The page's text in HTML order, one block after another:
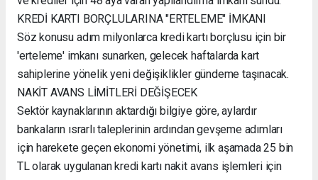
KREDİ KARTI BORÇLULARINA "ERTELEME" İMKANI
Söz konusu adım milyonlarca kredi kartı borçlusu için bir
'erteleme' imkanı sunarken, gelecek haftalarda kart
sahiplerine yönelik yeni değişiklikler gündeme taşınacak.
NAKİT AVANS LİMİTLERİ DEĞİŞECEK
Sektör kaynaklarının aktardığı bilgiye göre, aylardır
bankaların ısrarlı taleplerinin ardından gevşeme adımları
için harekete geçen ekonomi yönetimi, ilk aşamada 25 bin
TL olarak uygulanan kredi kartı nakit avans işlemleri için